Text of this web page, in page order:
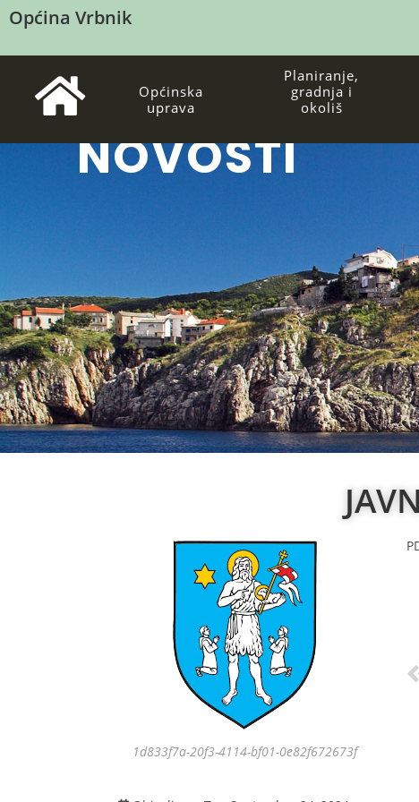
Općina Vrbnik
Općinska
uprava
Planiranje,
gradnja i
okoliš
NOVOSTI
1d833f7a-20f3-4114-bf01-0e82f672673f